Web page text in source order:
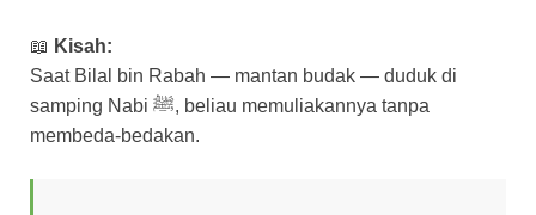
📖 Kisah:
Saat Bilal bin Rabah — mantan budak — duduk di
samping Nabi ﷺ, beliau memuliakannya tanpa
membeda-bedakan.